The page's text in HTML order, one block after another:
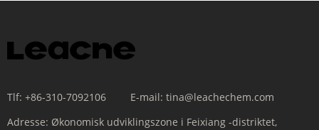
Tlf: +86-310-7092106 E-mail: tina@leachechem.com
Adresse: Økonomisk udviklingszone i Feixiang -distriktet,